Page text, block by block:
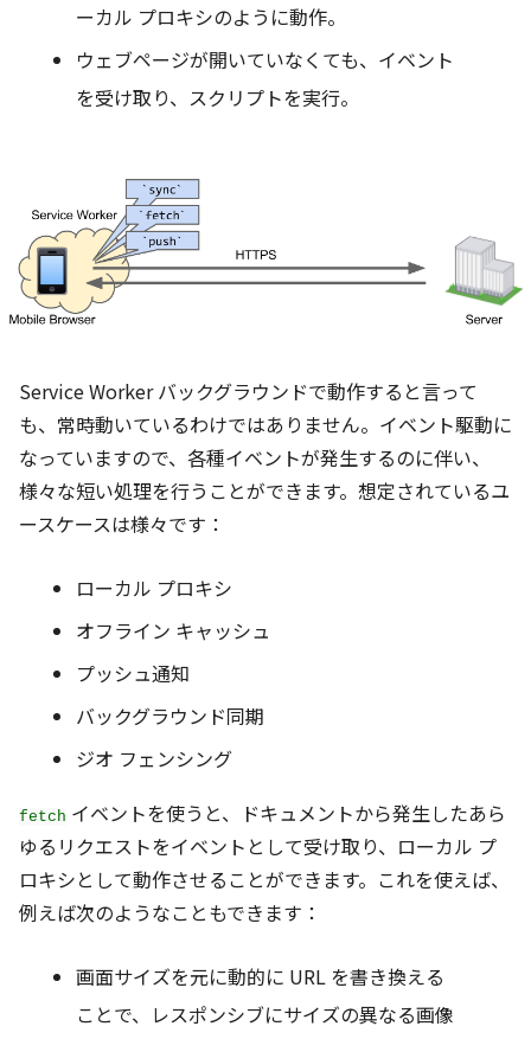
ーカル プロキシのように動作。
ウェブページが開いていなくても、イベント
を受け取り、スクリプトを実行。
Service Worker バックグラウンドで動作すると言って
も、常時動いているわけではありません。イベント駆動に
なっていますので、各種イベントが発生するのに伴い、
様々な短い処理を行うことができます。想定されているユ
ースケースは様々です：
ローカル プロキシ
オフライン キャッシュ
プッシュ通知
バックグラウンド同期
ジオ フェンシング
fetch イベントを使うと、ドキュメントから発生したあら
ゆるリクエストをイベントとして受け取り、ローカル プ
ロキシとして動作させることができます。これを使えば、
例えば次のようなこともできます：
画面サイズを元に動的に URL を書き換える
ことで、レスポンシブにサイズの異なる画像